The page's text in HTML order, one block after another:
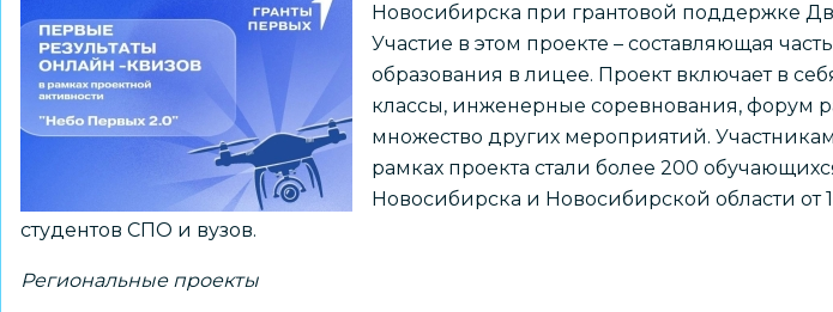
конкурса
Новосибирска при грантовой поддержке
Участие в этом проекте – составляющая
образования в лицее. Проект включает в
классы, инженерные соревнования, форум
множество других мероприятий.
рамках проекта стали более 200
Новосибирска и Новосибирской области от
студентов СПО и вузов.
Региональные проекты